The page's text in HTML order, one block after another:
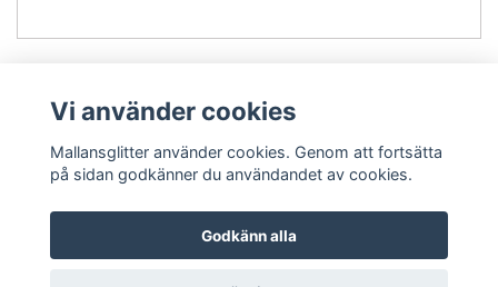
Vi använder cookies
Mallansglitter använder cookies. Genom att fortsätta
på sidan godkänner du användandet av cookies.
Godkänn alla